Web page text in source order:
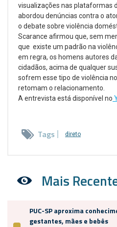
visualizações nas plataformas
abordou denúncias contra o
o debate sobre violência
Scarance afirmou que, sem
que existe um padrão na
em regra, os homens autores
cidadãos, acima de qualquer
sofrem esse tipo de violência
retomam o relacionamento.
A entrevista está disponível no
Tags direto
Mais
PUC-SP aproxima
gestantes, mães e bebês